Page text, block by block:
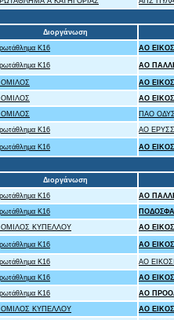
Διοργάνωση
Κ16 ΑΟ
Κ16 ΑΟ
ΑΟ
ΑΟ
ΠΑΟ
Κ16 ΑΟ
Κ16 ΑΟ
Διοργάνωση
Κ16
ΑΟ
Κ16
ΟΜΙΛΟΣ ΚΥΠΕΛΛΟΥ ΑΟ
Κ16 ΑΟ
Κ16
ΑΟ
Κ16
ΑΟ
Κ16
ΑΟ
ΟΜΙΛΟΣ ΚΥΠΕΛΛΟΥ
ΑΟ